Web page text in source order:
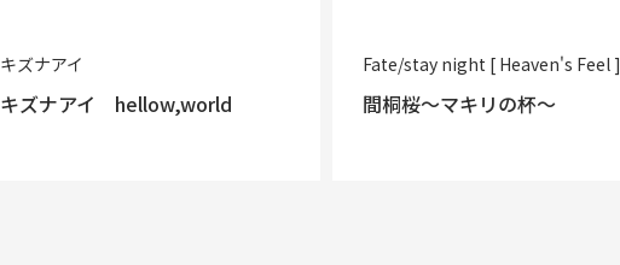
キズナアイ
キズナアイ hellow,world
Fate/stay night [ Heaven's Feel ]
間桐桜～マキリの杯～